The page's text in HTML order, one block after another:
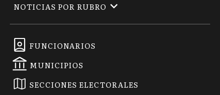
FUNCIONARIOS
MUNICIPIOS
SECCIONES ELECTORALES
NOTICIAS POR RUBRO